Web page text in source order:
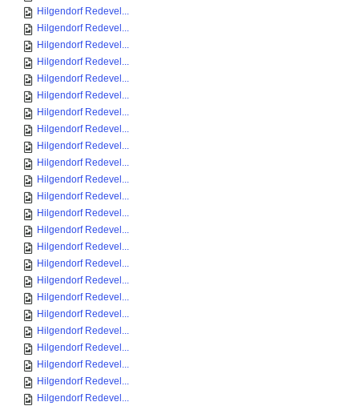
Hilgendorf Redevel...
Hilgendorf Redevel...
Hilgendorf Redevel...
Hilgendorf Redevel...
Hilgendorf Redevel...
Hilgendorf Redevel...
Hilgendorf Redevel...
Hilgendorf Redevel...
Hilgendorf Redevel...
Hilgendorf Redevel...
Hilgendorf Redevel...
Hilgendorf Redevel...
Hilgendorf Redevel...
Hilgendorf Redevel...
Hilgendorf Redevel...
Hilgendorf Redevel...
Hilgendorf Redevel...
Hilgendorf Redevel...
Hilgendorf Redevel...
Hilgendorf Redevel...
Hilgendorf Redevel...
Hilgendorf Redevel...
Hilgendorf Redevel...
Hilgendorf Redevel...